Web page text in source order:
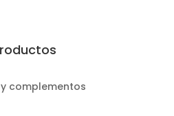
complementos